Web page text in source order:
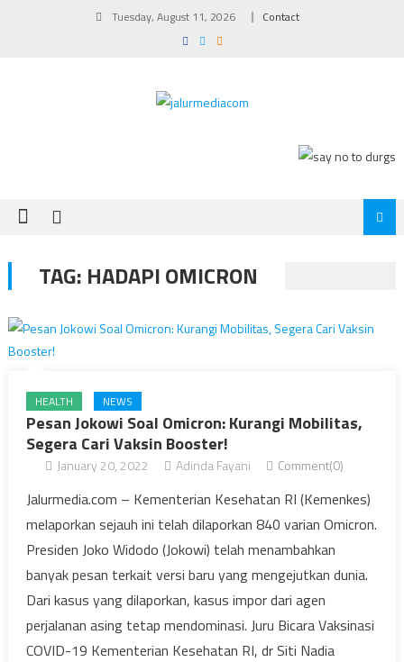
Tuesday, August 11, 2026 Contact
TAG: HADAPI OMICRON
HEALTH NEWS
Pesan Jokowi Soal Omicron: Kurangi Mobilitas,
Segera Cari Vaksin Booster!
January 20, 2022 Adinda Fayani Comment(0)
Jalurmedia.com – Kementerian Kesehatan RI (Kemenkes)
melaporkan sejauh ini telah dilaporkan 840 varian Omicron.
Presiden Joko Widodo (Jokowi) telah menambahkan
banyak pesan terkait versi baru yang mengejutkan dunia.
Dari kasus yang dilaporkan, kasus impor dari agen
perjalanan asing tetap mendominasi. Juru Bicara Vaksinasi
COVID-19 Kementerian Kesehatan RI, dr Siti Nadia